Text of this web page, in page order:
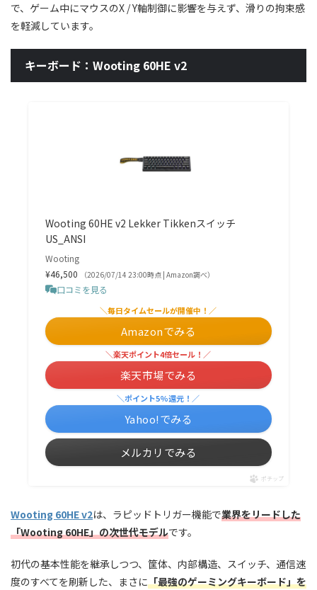
で、ゲーム中にマウスのX / Y軸制御に影響を与えず、滑りの拘束感
を軽減しています。
キーボード：Wooting 60HE v2
Wooting 60HE v2 Lekker Tikkenスイッチ
US_ANSI
Wooting
¥46,500
（2026/07/14 23:00時点 | Amazon調べ）
口コミを見る
＼毎日タイムセールが開催中！／
Amazonでみる
＼楽天ポイント4倍セール！／
楽天市場でみる
＼ポイント5%還元！／
Yahoo!でみる
メルカリでみる
ポチップ
Wooting 60HE v2は、ラピッドトリガー機能で業界をリードした
「Wooting 60HE」の次世代モデルです。
初代の基本性能を継承しつつ、筐体、内部構造、スイッチ、通信速
度のすべてを刷新した、まさに「最強のゲーミングキーボード」を